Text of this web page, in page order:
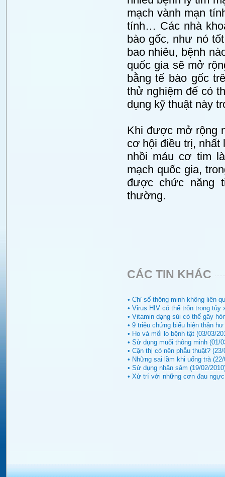
mạch vành mạn
tính… Các nhà
bào gốc, như nó
bao nhiêu, bệnh
quốc gia sẽ mở
bằng tế bào gốc
thử nghiệm để có
dụng kỹ thuật này
Khi được mở rộng
cơ hội điều trị, nhất
nhồi máu cơ tim
mạch quốc gia,
được chức năng
thường.
CÁC TIN KHÁC
• Chỉ số thông minh không liên
• Virus HIV có thể trốn trong tủy
• Vitamin dạng sủi có thể gây
• 9 triệu chứng biểu hiện thận hư
• Ho và mối lo bệnh tật (03/03/
• Sử dụng muối thông minh (01/
• Cận thị có nên phẫu thuật? (23/
• Những sai lầm khi uống trà (22/
• Sử dụng nhân sâm (19/02/
• Xử trí với những cơn đau